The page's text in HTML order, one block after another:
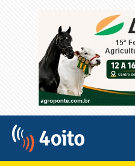
4oito